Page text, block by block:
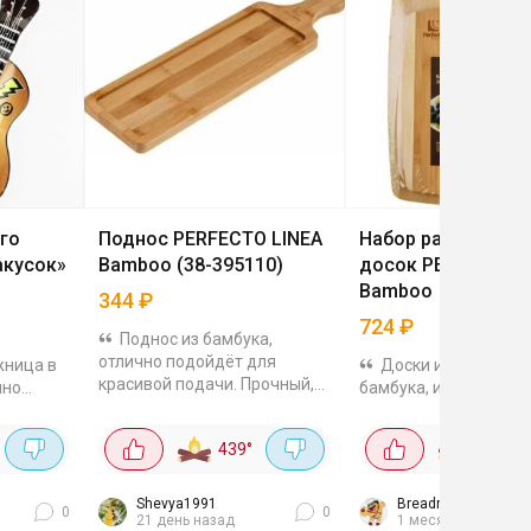
в
овощей
0
Поднос PERFECTO LINEA
Bamboo (38-395110)
344₽
Поднос из бамбука,
отлично подойдёт для
красивой подачи. Прочный,
повреждениям, размер
39.5×11 см.
439°
Shevya1991
21 день назад
0
Набор
досок PERFECTO
Bamboo
724₽
Доски
бамбука, имеют
отверстия для
подвешивания.
см. Фото из отзыва
Breadmaker
1 месяц назад